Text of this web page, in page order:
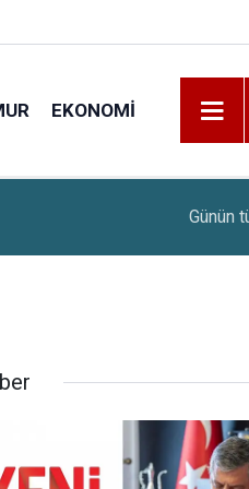
EKONOMI
Huzurevlerine
Günün